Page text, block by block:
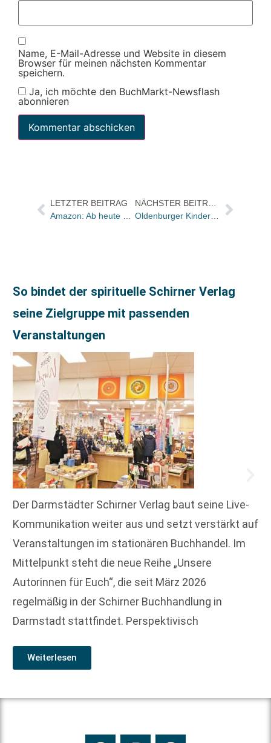
Name, E-Mail-Adresse und Website in diesem
Browser für meinen nächsten Kommentar
speichern.
Ja, ich möchte den BuchMarkt-Newsflash
abonnieren
LETZTER BEITRAG
Amazon: Ab heute Kindle für PC downloadbar
NÄCHSTER BEITRAG
Oldenburger Kinder- und Jugendbuchpreis 2009 an Kirsten Reinhardt und Veronika Rotfuß
So bindet der spirituelle Schirner Verlag
seine Zielgruppe mit passenden
Veranstaltungen
Der Darmstädter Schirner Verlag baut seine Live-
Kommunikation weiter aus und setzt verstärkt auf
Veranstaltungen im stationären Buchhandel. Im
Mittelpunkt steht die neue Reihe „Unsere
Autorinnen für Euch“, die seit März 2026
regelmäßig in der Schirner Buchhandlung in
Darmstadt stattfindet. Perspektivisch
Weiterlesen